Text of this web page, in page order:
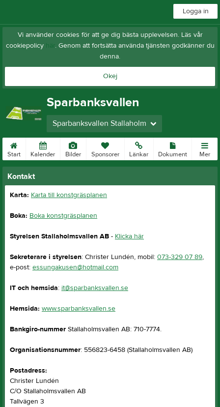
Logga in
Vi använder cookies för att ge dig bästa upplevelsen. Läs vår
cookiepolicy här. Genom att fortsätta använda tjänsten godkänner du
denna.
Okej
Sparbanksvallen
Sparbanksvallen Stallaholm
Start Kalender Bilder Sponsorer Länkar Dokument Mer
Kontakt
Karta: Karta till konstgräsplanen
Boka: Boka konstgräsplanen
Styrelsen Stallaholmsvallen AB - Klicka här
Sekreterare i styrelsen: Christer Lundén, mobil: 073-329 07 89,
e-post: essungakusen@hotmail.com
IT och hemsida: it@sparbanksvallen.se
Hemsida: www.sparbanksvallen.se
Bankgiro-nummer Stallaholmsvallen AB: 710-7774.
Organisationsnummer: 556823-6458 (Stallaholmsvallen AB)
Postadress:
Christer Lundén
C/O Stallaholmsvallen AB
Tallvägen 3